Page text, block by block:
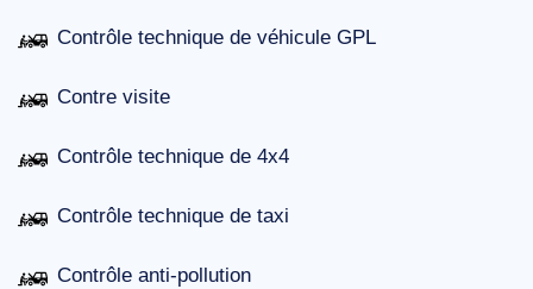
Contrôle technique de véhicule GPL
Contre visite
Contrôle technique de 4x4
Contrôle technique de taxi
Contrôle anti-pollution